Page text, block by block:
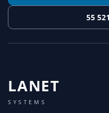
55
LANET
SYSTEMS